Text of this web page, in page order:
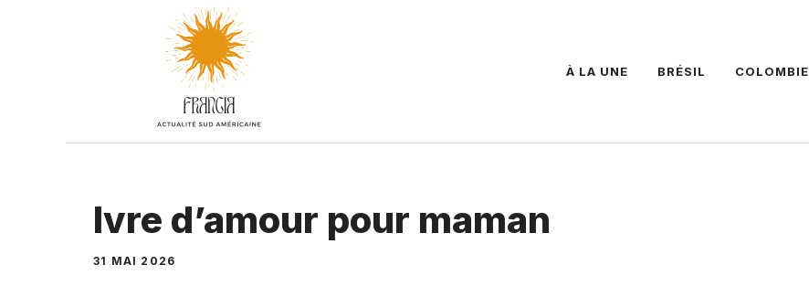
À LA UNE BRÉSIL COLOMBIE
Ivre d’amour pour maman
31 MAI 2026